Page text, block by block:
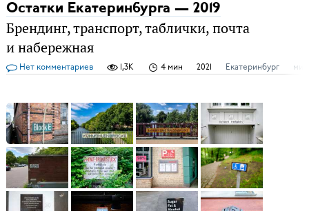
Остатки Екатеринбурга — 2019
Брендинг, транспорт, таблички, почта
и набережная
Нет комментариев 1,3K 4 мин 2021 Екатеринбург мир